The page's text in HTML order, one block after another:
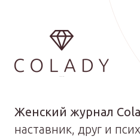
...
Женский журнал
наставник, друг и